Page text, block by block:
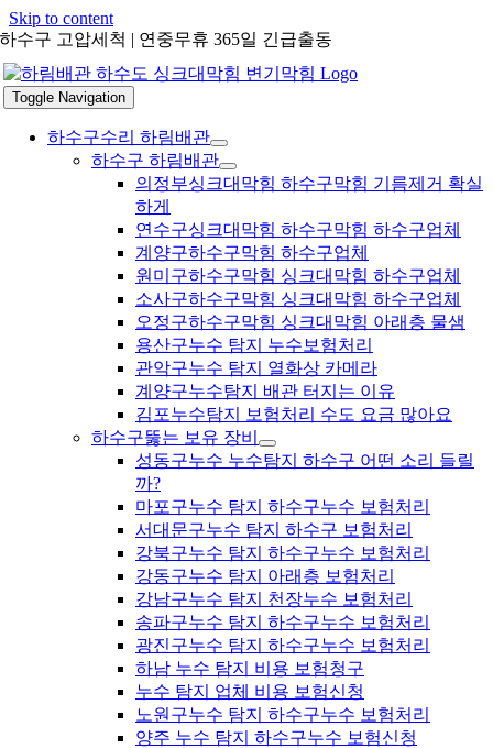
Skip to content
하수구 고압세척 | 연중무휴 365일 긴급출동
Toggle Navigation
하수구수리 하림배관
하수구 하림배관
의정부싱크대막힘 하수구막힘 기름제거 확실
하게
연수구싱크대막힘 하수구막힘 하수구업체
계양구하수구막힘 하수구업체
원미구하수구막힘 싱크대막힘 하수구업체
소사구하수구막힘 싱크대막힘 하수구업체
오정구하수구막힘 싱크대막힘 아래층 물샘
용산구누수 탐지 누수보험처리
관악구누수 탐지 열화상 카메라
계양구누수탐지 배관 터지는 이유
김포누수탐지 보험처리 수도 요금 많아요
하수구뚫는 보유 장비
성동구누수 누수탐지 하수구 어떤 소리 들릴
까?
마포구누수 탐지 하수구누수 보험처리
서대문구누수 탐지 하수구 보험처리
강북구누수 탐지 하수구누수 보험처리
강동구누수 탐지 아래층 보험처리
강남구누수 탐지 천장누수 보험처리
송파구누수 탐지 하수구누수 보험처리
광진구누수 탐지 하수구누수 보험처리
하남 누수 탐지 비용 보험청구
누수 탐지 업체 비용 보험신청
노원구누수 탐지 하수구누수 보험처리
양주 누수 탐지 하수구누수 보험신청